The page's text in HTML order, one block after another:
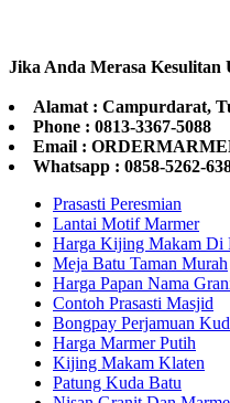
Jika Anda Merasa Kesulitan
Alamat : Campurdarat,
Phone : 0813-3367-5088
Email :
Whatsapp : 0858-5262-
Prasasti Peresmian
Lantai Motif Marmer
Harga Kijing Makam Di
Meja Batu Taman Murah
Harga Papan Nama
Contoh Prasasti Masjid
Bongpay Perjamuan
Harga Marmer Putih
Kijing Makam Klaten
Patung Kuda Batu